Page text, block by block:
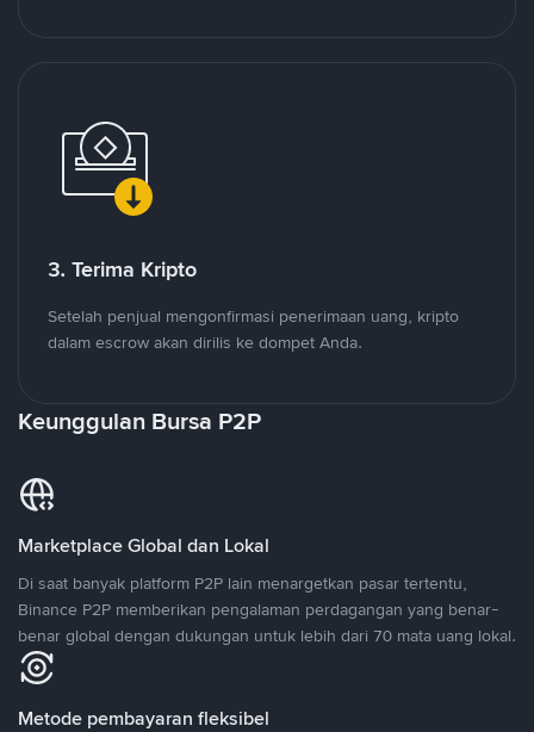
3. Terima Kripto
Setelah penjual mengonfirmasi penerimaan uang, kripto
dalam escrow akan dirilis ke dompet Anda.
Keunggulan Bursa P2P
Marketplace Global dan Lokal
Di saat banyak platform P2P lain menargetkan pasar tertentu,
Binance P2P memberikan pengalaman perdagangan yang benar-
benar global dengan dukungan untuk lebih dari 70 mata uang lokal.
Metode pembayaran fleksibel